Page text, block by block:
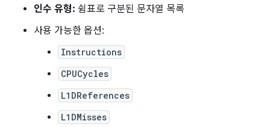
인수 유형: 쉼표로 구분된 문자열 목록
사용 가능한 옵션:
Instructions
CPUCycles
L1DReferences
L1DMisses